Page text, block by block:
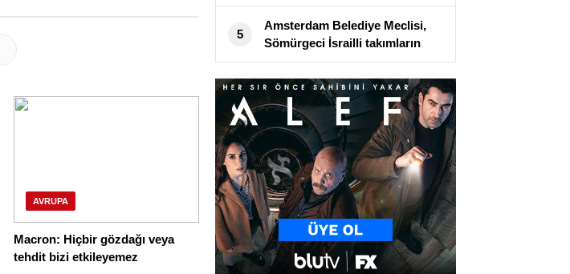
AVRUPA
Macron: Hiçbir gözdağı veya
tehdit bizi etkileyemez
5
Amsterdam Belediye Meclisi,
Sömürgeci İsrailli takımların
şehirde istenmediğini belirten
kararı kabul etti.